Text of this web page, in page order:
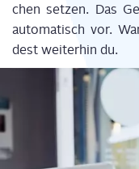
chen set­zen. Das
auto­ma­tisch vor.
dest wei­ter­hin du.